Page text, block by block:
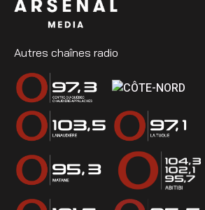
Autres chaînes radio